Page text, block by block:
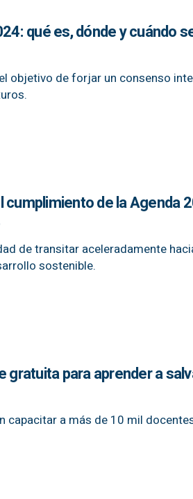
qué es, dónde y cuándo
objetivo de forjar un consenso
cumplimiento de la Agenda
de transitar aceleradamente
sostenible.
para aprender a
capacitar a más de 10 mil